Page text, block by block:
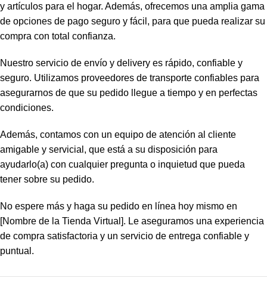
y artículos para el hogar. Además, ofrecemos una amplia gama
de opciones de pago seguro y fácil, para que pueda realizar su
compra con total confianza.
Nuestro servicio de envío y delivery es rápido, confiable y
seguro. Utilizamos proveedores de transporte confiables para
asegurarnos de que su pedido llegue a tiempo y en perfectas
condiciones.
Además, contamos con un equipo de atención al cliente
amigable y servicial, que está a su disposición para
ayudarlo(a) con cualquier pregunta o inquietud que pueda
tener sobre su pedido.
No espere más y haga su pedido en línea hoy mismo en
[Nombre de la Tienda Virtual]. Le aseguramos una experiencia
de compra satisfactoria y un servicio de entrega confiable y
puntual.